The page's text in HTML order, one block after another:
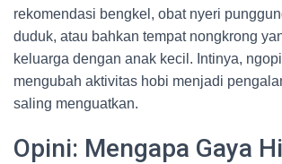
rekomendasi bengkel, obat nyeri
duduk, atau bahkan tempat nongkrong
keluarga dengan anak kecil. Intinya,
mengubah aktivitas hobi menjadi
saling menguatkan.
Opini: Mengapa Gaya